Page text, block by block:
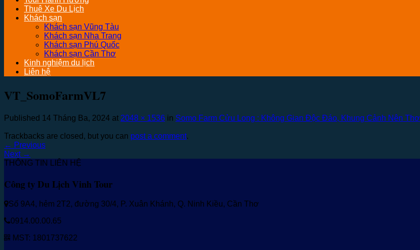
Thuê Xe Du Lịch
Khách sạn
Khách sạn Vũng Tàu
Khách sạn Nha Trang
Khách sạn Phú Quốc
Khách sạn Cần Thơ
Kinh nghiệm du lịch
Liên hệ
VT_SomoFarmVL7
Published 14 Tháng Ba, 2024 at 2048 × 1536 in Somo Farm Cửu Long : Không Gian Độc Đáo, Khung Cảnh Nên Thơ
Trackbacks are closed, but you can post a comment.
← Previous
Next →
THÔNG TIN LIÊN HỆ
Công ty Du Lịch Vinh Tour
Số 9A4, hẻm 2T2, đường 30/4, P. Xuân Khánh, Q. Ninh Kiều, Cần Thơ
0914.00.00.65
MST: 1801737622